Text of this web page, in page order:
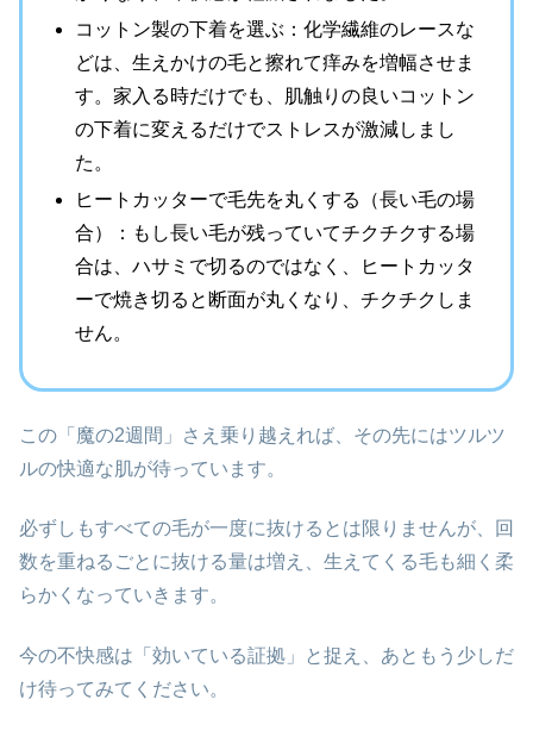
コットン製の下着を選ぶ：化学繊維のレースな
どは、生えかけの毛と擦れて痒みを増幅させま
す。家入る時だけでも、肌触りの良いコットン
の下着に変えるだけでストレスが激減しまし
た。
ヒートカッターで毛先を丸くする（長い毛の場
合）：もし長い毛が残っていてチクチクする場
合は、ハサミで切るのではなく、ヒートカッタ
ーで焼き切ると断面が丸くなり、チクチクしま
せん。
この「魔の2週間」さえ乗り越えれば、その先にはツルツ
ルの快適な肌が待っています。
必ずしもすべての毛が一度に抜けるとは限りませんが、回
数を重ねるごとに抜ける量は増え、生えてくる毛も細く柔
らかくなっていきます。
今の不快感は「効いている証拠」と捉え、あともう少しだ
け待ってみてください。